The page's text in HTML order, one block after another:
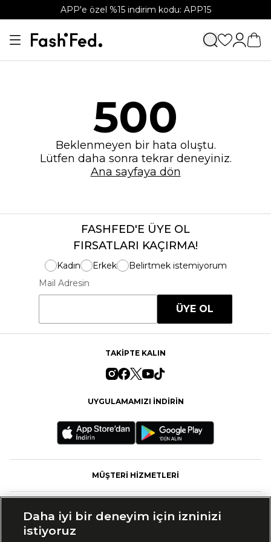
APP'e özel %15 indirim kodu: APP15
500
Beklenmeyen bir hata oluştu.
Lütfen daha sonra tekrar deneyiniz.
Ana sayfaya dön
FASHFED'E ÜYE OL
FIRSATLARI KAÇIRMA!
Kadın Erkek
Belirtmek istemiyorum
Mail Adresin
ÜYE OL
TAKİPTE KALIN
UYGULAMAMIZI İNDİRİN
MÜŞTERİ HİZMETLERİ
Daha iyi bir deneyim için izninizi
istiyoruz